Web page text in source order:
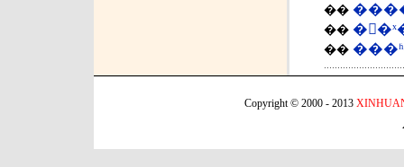
��
��
��
Copyright © 2000 - 2013